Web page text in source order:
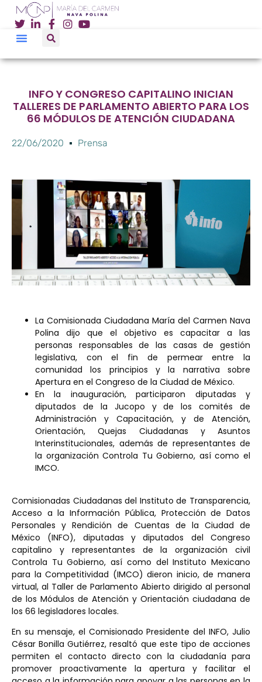
INFO Y CONGRESO CAPITALINO INICIAN
TALLERES DE PARLAMENTO ABIERTO PARA LOS
66 MÓDULOS DE ATENCIÓN CIUDADANA
22/06/2020 Prensa
La Comisionada Ciudadana María del Carmen Nava
Polina dijo que el objetivo es capacitar a las
personas responsables de las casas de gestión
legislativa, con el fin de permear entre la
comunidad los principios y la narrativa sobre
Apertura en el Congreso de la Ciudad de México.
En la inauguración, participaron diputadas y
diputados de la Jucopo y de los comités de
Administración y Capacitación, y de Atención,
Orientación, Quejas Ciudadanas y Asuntos
Interinstitucionales, además de representantes de
la organización Controla Tu Gobierno, así como el
IMCO.
Comisionadas Ciudadanas del Instituto de Transparencia,
Acceso a la Información Pública, Protección de Datos
Personales y Rendición de Cuentas de la Ciudad de
México (INFO), diputadas y diputados del Congreso
capitalino y representantes de la organización civil
Controla Tu Gobierno, así como del Instituto Mexicano
para la Competitividad (IMCO) dieron inicio, de manera
virtual, al Taller de Parlamento Abierto dirigido al personal
de los Módulos de Atención y Orientación ciudadana de
los 66 legisladores locales.
En su mensaje, el Comisionado Presidente del INFO, Julio
César Bonilla Gutiérrez, resaltó que este tipo de acciones
permiten el contacto directo con la ciudadanía para
promover proactivamente la apertura y facilitar el